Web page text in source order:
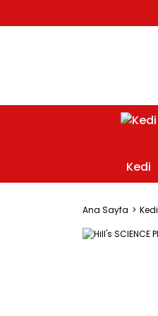
Kedi
Ana Sayfa Kedi